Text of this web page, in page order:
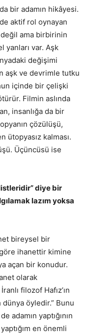
bir adamın hikâyesi.
aktif rol oynayan
değil ama birbirinin
yanları var. Aşk
değişimi
aşk ve devrimle tutku
içinde bir çelişki
Filmin aslında
insanlığa da bir
çözülüşü,
ütopyasız kalması.
Üçüncüsü ise
diye bir
lazım yoksa
bireysel bir
ihanettir kimine
açan bir konudur.
olarak
filozof Hafız’ın
dünya öyledir.” Bunu
adamın yaptığının
en önemli